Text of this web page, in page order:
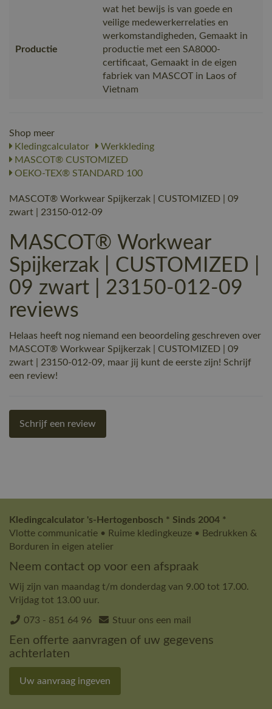
Productie
wat het bewijs is van goede en
veilige medewerkerrelaties en
werkomstandigheden, Gemaakt in
productie met een SA8000-
certificaat, Gemaakt in de eigen
fabriek van MASCOT in Laos of
Vietnam
Shop meer
Kledingcalculator
Werkkleding
MASCOT® CUSTOMIZED
OEKO-TEX® STANDARD 100
MASCOT® Workwear Spijkerzak | CUSTOMIZED | 09
zwart | 23150-012-09
MASCOT® Workwear
Spijkerzak | CUSTOMIZED |
09 zwart | 23150-012-09
reviews
Helaas heeft nog niemand een beoordeling geschreven over
MASCOT® Workwear Spijkerzak | CUSTOMIZED | 09
zwart | 23150-012-09, maar jij kunt de eerste zijn! Schrijf
een review!
Schrijf een review
Kledingcalculator 's-Hertogenbosch * Sinds 2004 *
Vlotte communicatie • Ruime kledingkeuze • Bedrukken &
Borduren in eigen atelier
Neem contact op voor een afspraak
Wij zijn van maandag t/m donderdag van 9.00 tot 17.00.
Vrijdag tot 13.00 uur.
073 - 851 64 96 Stuur ons een mail
Een offerte aanvragen of uw gegevens
achterlaten
Uw aanvraag ingeven